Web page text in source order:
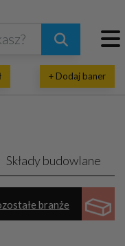
+ Dodaj baner
Składy budowlane
branże